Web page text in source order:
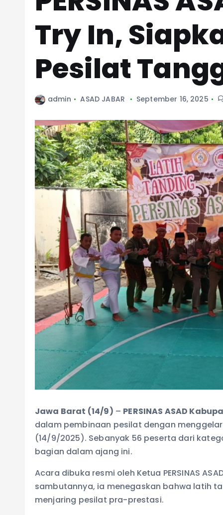
Try In,
Pesilat
admin ASAD JABAR September 16, 2025
Jawa Barat (14/9) – PERSINAS ASAD
dalam pembinaan pesilat dengan menggelar
(14/9/2025). Sebanyak 56 peserta dari
bagian dalam ajang ini.
Acara dibuka resmi oleh Ketua PERSINAS
sambutannya, ia menegaskan bahwa latih
menjaring pesilat pra-prestasi.